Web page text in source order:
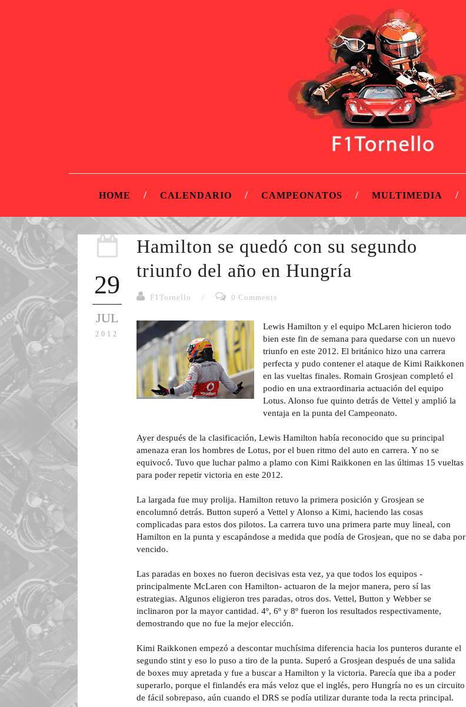
HOME CALENDARIO CAMPEONATOS MULTIMEDIA
29
JUL
2012
Hamilton se quedó con su segundo
triunfo del año en Hungría
F1Tornello / 0 Comments
Lewis Hamilton y el equipo McLaren hicieron todo
bien este fin de semana para quedarse con un nuevo
triunfo en este 2012. El británico hizo una carrera
perfecta y pudo contener el ataque de Kimi Raikkonen
en las vueltas finales. Romain Grosjean completó el
podio en una extraordinaria actuación del equipo
Lotus. Alonso fue quinto detrás de Vettel y amplió la
ventaja en la punta del Campeonato.
Ayer después de la clasificación, Lewis Hamilton había reconocido que su principal
amenaza eran los hombres de Lotus, por el buen ritmo del auto en carrera. Y no se
equivocó. Tuvo que luchar palmo a plamo con Kimi Raikkonen en las últimas 15 vueltas
para poder repetir victoria en este 2012.
La largada fue muy prolija. Hamilton retuvo la primera posición y Grosjean se
encolumnó detrás. Button superó a Vettel y Alonso a Kimi, haciendo las cosas
complicadas para estos dos pilotos. La carrera tuvo una primera parte muy lineal, con
Hamilton en la punta y escapándose a medida que podía de Grosjean, que no se daba por
vencido.
Las paradas en boxes no fueron decisivas esta vez, ya que todos los equipos -
principalmente McLaren con Hamilton- actuaron de la mejor manera, pero sí las
estrategias. Algunos eligieron tres paradas, otros dos. Vettel, Button y Webber se
inclinaron por la mayor cantidad. 4º, 6º y 8º fueron los resultados respectivamente,
demostrando que no fue la mejor elección.
Kimi Raikkonen empezó a descontar muchísima diferencia hacia los punteros durante el
segundo stint y eso lo puso a tiro de la punta. Superó a Grosjean después de una salida
de boxes muy apretada y fue a buscar a Hamilton y la victoria. Parecía que iba a poder
superarlo, porque el finlandés era más veloz que el inglés, pero Hungría no es un circuito
de fácil sobrepaso, aún cuando el DRS se podía utilizar durante toda la recta principal.